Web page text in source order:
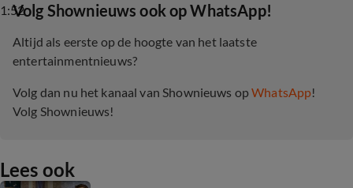
1:52‎Volg Shownieuws ook op WhatsApp!
Altijd als eerste op de hoogte van het laatste
entertainmentnieuws?
Volg dan nu het kanaal van Shownieuws opWhatsApp!
Volg Shownieuws!
Lees ook